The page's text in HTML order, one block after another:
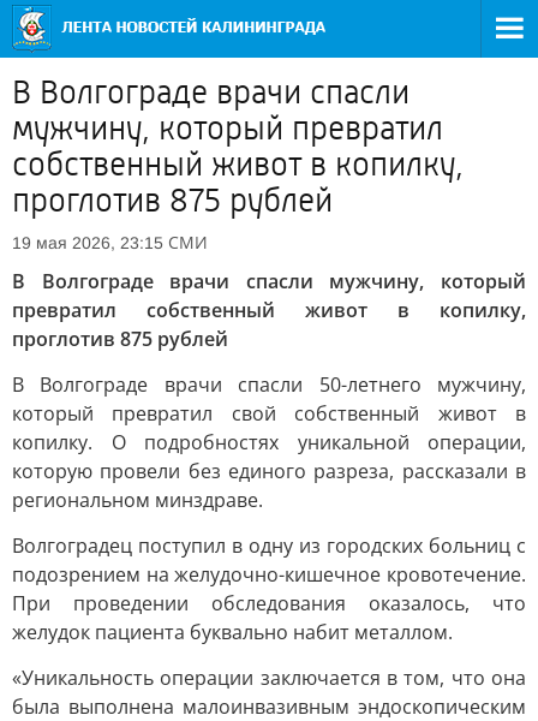
В Волгограде врачи спасли
мужчину, который превратил
собственный живот в копилку,
проглотив 875 рублей
19 мая 2026, 23:15 СМИ
В Волгограде врачи спасли мужчину, который
превратил собственный живот в копилку,
проглотив 875 рублей
В Волгограде врачи спасли 50-летнего мужчину,
который превратил свой собственный живот в
копилку. О подробностях уникальной операции,
которую провели без единого разреза, рассказали в
региональном минздраве.
Волгоградец поступил в одну из городских больниц с
подозрением на желудочно-кишечное кровотечение.
При проведении обследования оказалось, что
желудок пациента буквально набит металлом.
«Уникальность операции заключается в том, что она
была выполнена малоинвазивным эндоскопическим